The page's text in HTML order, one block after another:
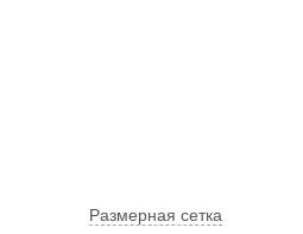
Размерная сетка